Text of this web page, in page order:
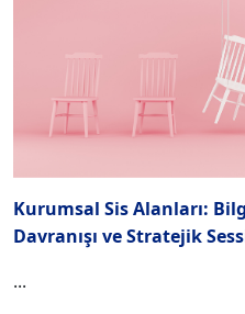
Kurumsal Sis Alanları:
Davranışı ve Stratejik
...